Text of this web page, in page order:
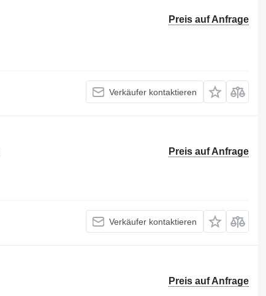
Preis auf Anfrage
Verkäufer kontaktieren
Preis auf Anfrage
Verkäufer kontaktieren
Preis auf Anfrage